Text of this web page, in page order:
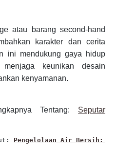
atau barang second-hand
karakter dan cerita
ini mendukung gaya hidup
menjaga keunikan desain
kenyamanan.
Tentang: Seputar
Pengelolaan Air Bersih: